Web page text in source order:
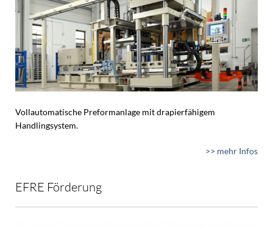
Vollautomatische Preformanlage mit drapierfähigem
Handlingsystem.
>> mehr Infos
EFRE Förderung